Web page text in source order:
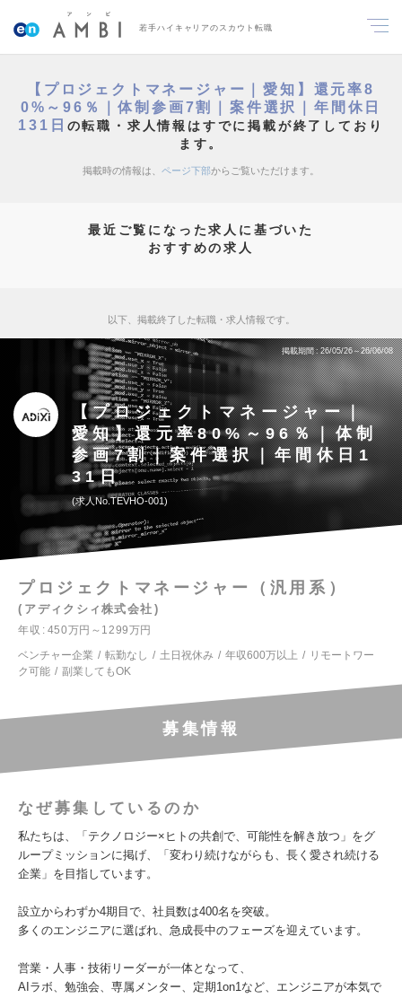
若手ハイキャリアのスカウト転職
【プロジェクトマネージャー｜愛知】還元率8
0%～96％｜体制参画7割｜案件選択｜年間休日
131日 の転職・求人情報はすでに掲載が終了しており
ます。
掲載時の情報は、 ページ下部からご覧いただけます。
最近ご覧になった求人に基づいた
おすすめの求人
以下、掲載終了した転職・求人情報です。
掲載期間 26/05/26～26/06/08
【プロジェクトマネージャー｜
愛知】還元率80%～96％｜体制
参画7割｜案件選択｜年間休日1
31日
求人No.TEVHO-001
プロジェクトマネージャー（汎用系）
アディクシィ株式会社
年収
450万円～1299万円
ベンチャー企業
転勤なし 土日祝休み 年収600万以上
リモートワー
ク可能
副業してもOK
募集情報
なぜ募集しているのか
私たちは、「テクノロジー×ヒトの共創で、可能性を解き放つ」をグ
ループミッションに掲げ、「変わり続けながらも、長く愛され続ける
企業」を目指しています。
設立からわずか4期目で、社員数は400名を突破。
多くのエンジニアに選ばれ、急成長中のフェーズを迎えています。
営業・人事・技術リーダーが一体となって、
AIラボ、勉強会、専属メンター、定期1on1など、エンジニアが本気で